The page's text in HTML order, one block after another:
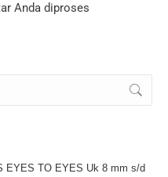
Anda diproses
EYES TO EYES Uk 8 mm s/d